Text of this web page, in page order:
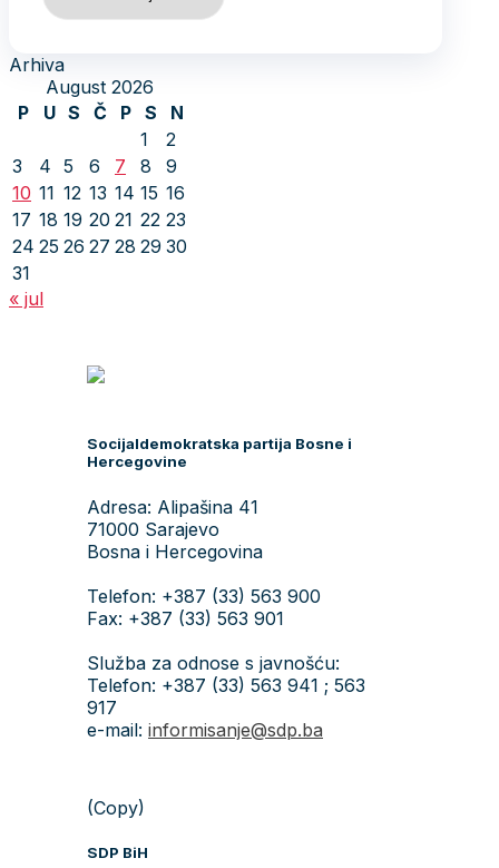
Arhiva
August 2026
P
U S Č P S
N
1
2
3
4 5 6 7 8
9
10 11 12 13 14 15 16
17 18 19 20 21 22 23
24 25 26 27 28 29 30
31
« jul
Socijaldemokratska partija Bosne i
Hercegovine
Adresa: Alipašina 41
71000 Sarajevo
Bosna i Hercegovina
Telefon: +387 (33) 563 900
Fax: +387 (33) 563 901
Služba za odnose s javnošću:
Telefon: +387 (33) 563 941 ; 563
917
e-mail: informisanje@sdp.ba
(Copy)
SDP BiH